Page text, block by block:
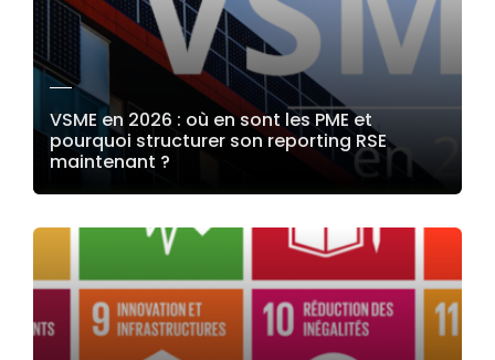
VSME en 2026 : où en sont les PME et
pourquoi structurer son reporting RSE
maintenant ?
LIRE LA SUITE